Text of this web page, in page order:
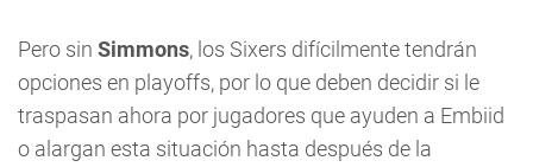
Pero sin Simmons, los Sixers difícilmente tendrán
opciones en playoffs, por lo que deben decidir si le
traspasan ahora por jugadores que ayuden a Embiid
o alargan esta situación hasta después de la